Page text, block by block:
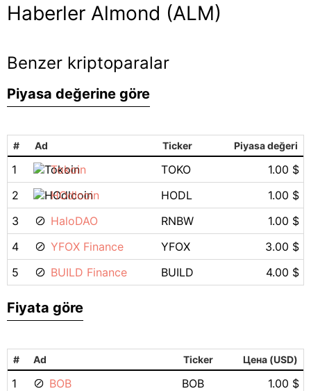
Haberler Almond (ALM)
Benzer kriptoparalar
Piyasa değerine göre
# Ad Ticker Piyasa değeri
1 Tokoin TOKO
1.00 $
2
HOdlcoin HODL
1.00 $
3
HaloDAO RNBW
1.00 $
4
YFOX Finance YFOX
3.00 $
5
BUILD Finance BUILD 4.00 $
Fiyata göre
# Ad Ticker Цена (USD)
1 BOB BOB
1.00 $